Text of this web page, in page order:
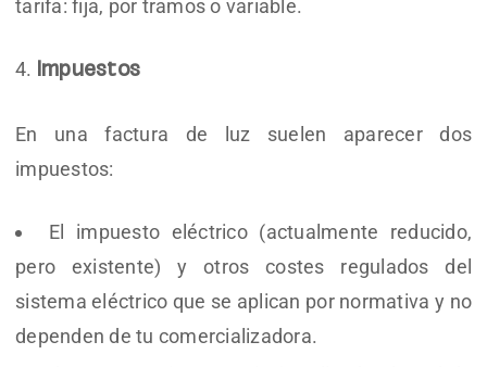
tarifa: fija, por tramos o variable.
Impuestos
En una factura de luz suelen aparecer dos
impuestos:
El impuesto eléctrico (actualmente reducido,
pero existente) y otros costes regulados del
sistema eléctrico que se aplican por normativa y no
dependen de tu comercializadora.